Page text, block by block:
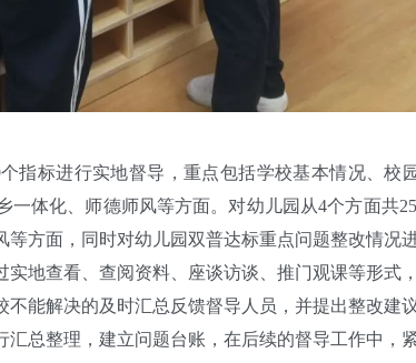
标进行实地督导，重点包括学校基本情况、校
一体化、师德师风等方面。对幼儿园从4个方面共
方面，同时对幼儿园双普达标重点问题整改情况进
查看、查阅资料、座谈访谈、推门观课等形式，
能解决的及时汇总反馈督导人员，并提出整改建议
整理，建立问题台账，在后续的督导工作中，